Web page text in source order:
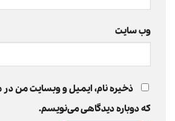
وب‌ سایت
ذخیره نام، ایمیل و وبسایت من در
که دوباره دیدگاهی می‌نویسم.